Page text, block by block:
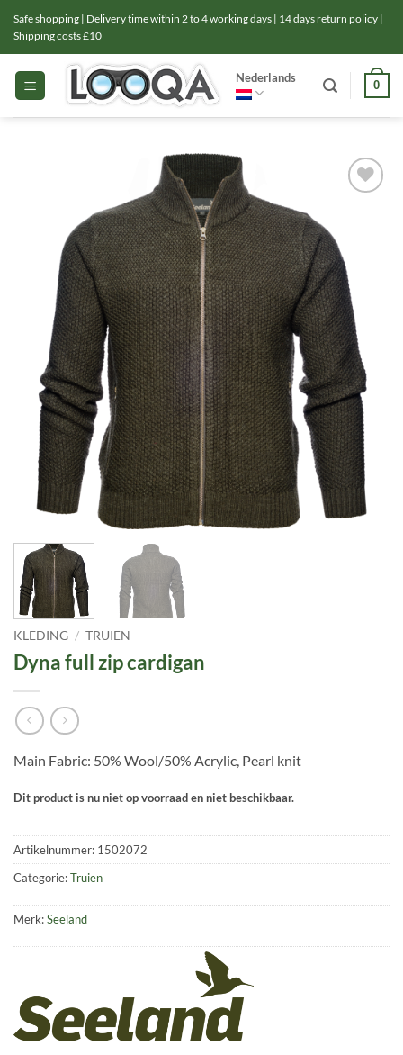
naar
inhoud
Safe shopping | Delivery time within 2 to 4 working days | 14 days return policy |
Shipping costs £10
Nederlands
0
verlanglijst
KLEDING / TRUIEN
Dyna full zip cardigan
Main Fabric: 50% Wool/50% Acrylic, Pearl knit
Dit product is nu niet op voorraad en niet beschikbaar.
Artikelnummer: 1502072
Categorie:Truien
Merk:Seeland